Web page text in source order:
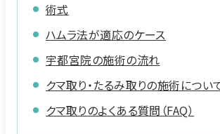
術式
ハムラ法が適応のケース
宇都宮院の施術の流れ
クマ取り・たるみ取りの施術につい
クマ取りのよくある質問（FAQ）